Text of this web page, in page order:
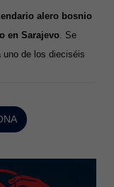
alero bosnio
en Sarajevo . Se
uno de los dieciséis